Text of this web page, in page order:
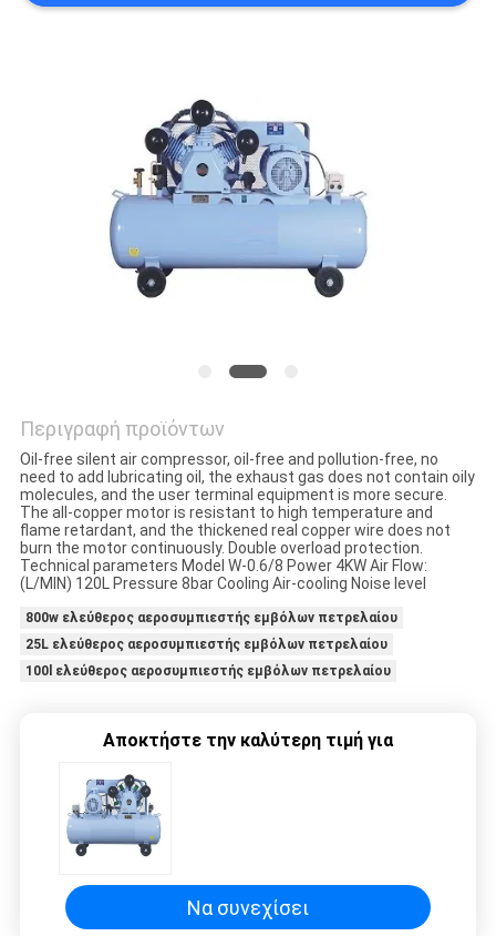
ΕΙΔΉΣΕΙΣ
ΖΗΤΉΣΤΕ
ΠΡΟΣΦΟΡΆ
SITEMAP
Περιγραφή προϊόντων
Oil-free silent air compressor, oil-free and pollution-free, no
need to add lubricating oil, the exhaust gas does not contain oily
molecules, and the user terminal equipment is more secure.
The all-copper motor is resistant to high temperature and
flame retardant, and the thickened real copper wire does not
burn the motor continuously. Double overload protection.
Technical parameters Model W-0.6/8 Power 4KW Air Flow:
(L/MIN) 120L Pressure 8bar Cooling Air-cooling Noise level
800w ελεύθερος αεροσυμπιεστής εμβόλων πετρελαίου
25L ελεύθερος αεροσυμπιεστής εμβόλων πετρελαίου
100l ελεύθερος αεροσυμπιεστής εμβόλων πετρελαίου
Αποκτήστε την καλύτερη τιμή για
Να συνεχίσει